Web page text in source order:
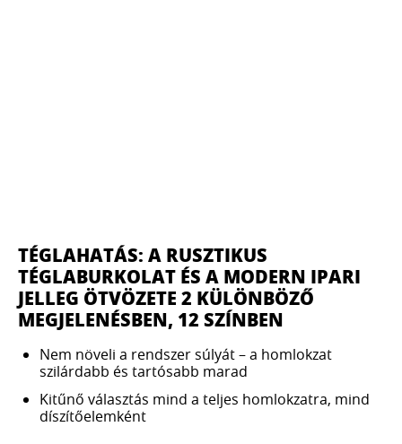
TÉGLAHATÁS: A RUSZTIKUS
TÉGLABURKOLAT ÉS A MODERN IPARI
JELLEG ÖTVÖZETE 2 KÜLÖNBÖZŐ
MEGJELENÉSBEN, 12 SZÍNBEN
Nem növeli a rendszer súlyát – a homlokzat
szilárdabb és tartósabb marad
Kitűnő választás mind a teljes homlokzatra, mind
díszítőelemként